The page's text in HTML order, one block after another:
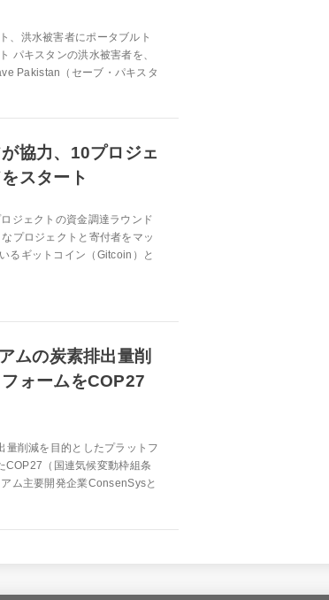
、洪水被害者にポータブルト
パキスタンの洪水被害者を、
Pakistan（セーブ・パキスタ
協力、10プロジェ
スタート
ジェクトの資金調達ラウンド
プロジェクトと寄付者をマッ
るギットコイン（Gitcoin）と
ムの炭素排出量削
ォームをCOP27
量削減を目的としたプラットフ
COP27（国連気候変動枠組条
ム主要開発企業ConsenSysと